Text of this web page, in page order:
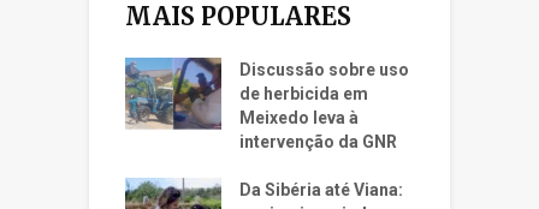
MAIS POPULARES
Discussão sobre uso
de herbicida em
Meixedo leva à
intervenção da GNR
Da Sibéria até Viana: